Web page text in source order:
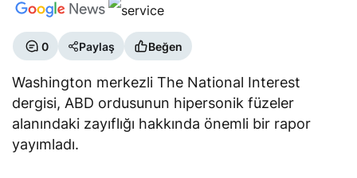
0 Paylaş Beğen
Washington merkezli The National Interest
dergisi, ABD ordusunun hipersonik füzeler
alanındaki zayıflığı hakkında önemli bir rapor
yayımladı.